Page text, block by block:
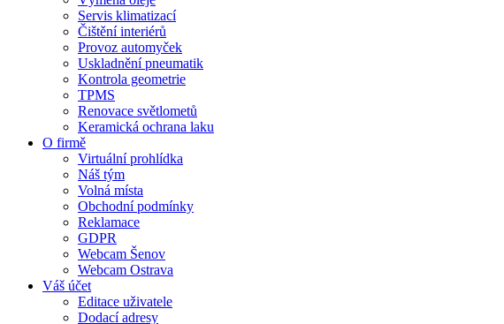
Servis klimatizací
Čištění interiérů
Provoz automyček
Uskladnění pneumatik
Kontrola geometrie
TPMS
Renovace světlometů
Keramická ochrana laku
O firmě
Virtuální prohlídka
Náš tým
Volná místa
Obchodní podmínky
Reklamace
GDPR
Webcam Šenov
Webcam Ostrava
Váš účet
Editace uživatele
Dodací adresy